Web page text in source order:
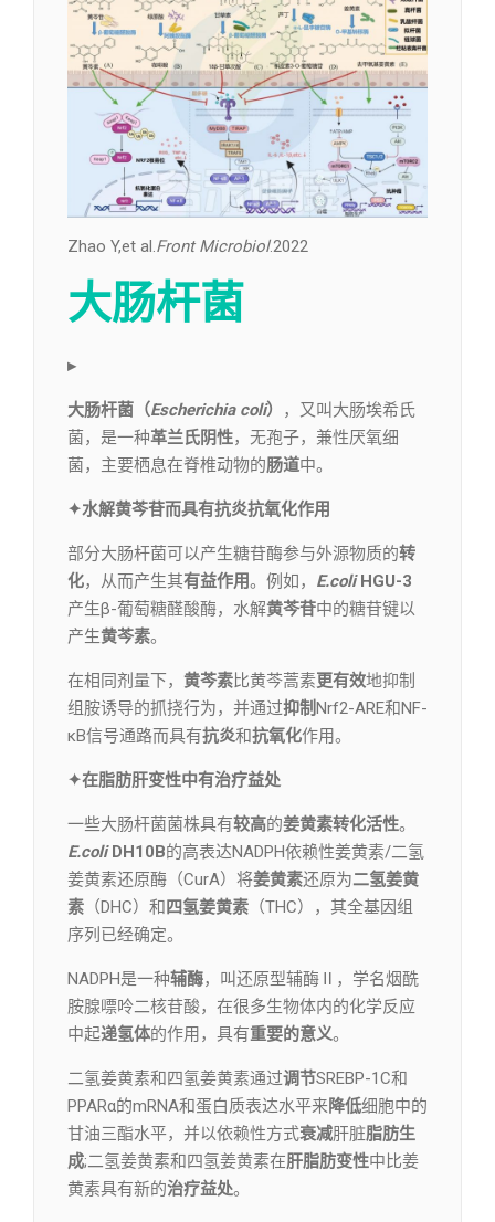
Zhao Y,et al.Front Microbiol.2022
大肠杆菌
▸
大肠杆菌（Escherichia coli）
，又叫大肠埃希氏
菌，是一种革兰氏阴性，无孢子，兼性厌氧细
菌，主要栖息在脊椎动物的肠道中。
✦水解黄芩苷而具有抗炎抗氧化作用
部分大肠杆菌可以产生糖苷酶参与外源物质的转
化，从而产生其有益作用。例如， E.coliHGU-3
产生β-葡萄糖醛酸酶，水解黄芩苷中的糖苷键以
产生黄芩素。
在相同剂量下， 黄芩素比黄芩蒿素更有效地抑制
组胺诱导的抓挠行为，并通过抑制Nrf2-ARE和NF-
κB信号通路而具有抗炎和抗氧化作用。
✦在脂肪肝变性中有治疗益处
一些大肠杆菌菌株具有较高的姜黄素转化活性。
E.coliDH10B的高表达NADPH依赖性姜黄素/二氢
姜黄素还原酶（CurA）将姜黄素还原为二氢姜黄
素 （DHC）和四氢姜黄素 （THC），其全基因组
序列已经确定。
NADPH是一种辅酶，叫还原型辅酶Ⅱ，学名烟酰
胺腺嘌呤二核苷酸，在很多生物体内的化学反应
中起递氢体的作用，具有重要的意义。
二氢姜黄素和四氢姜黄素通过调节SREBP-1C和
PPARα的mRNA和蛋白质表达水平来降低细胞中的
甘油三酯水平，并以依赖性方式衰减肝脏脂肪生
成;二氢姜黄素和四氢姜黄素在肝脂肪变性中比姜
黄素具有新的治疗益处。